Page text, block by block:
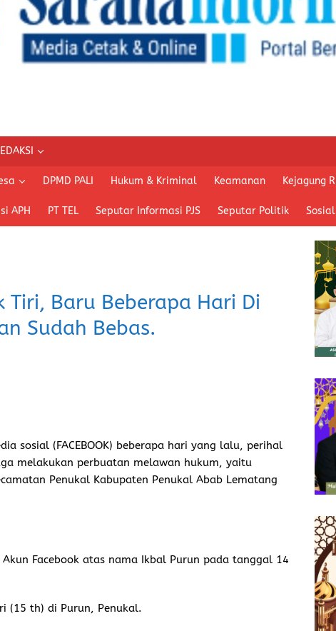
DPMD PALI Hukum & Kriminal Keamanan Kejagung RI
APH PT TEL Seputar Informasi PJS Seputar Politik Sosial
Tiri, Baru Beberapa Hari Di
Sudah Bebas.
sosial (FACEBOOK) beberapa hari yang lalu, perihal
melakukan perbuatan melawan hukum, yaitu
Penukal Kabupaten Penukal Abab Lematang
Facebook atas nama Ikbal Purun pada tanggal 14
(15 th) di Purun, Penukal.